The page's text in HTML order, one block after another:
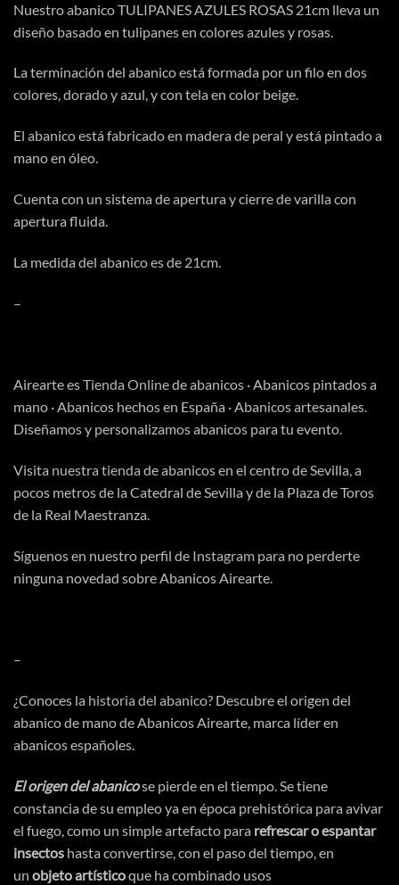
Nuestro abanico TULIPANES AZULES ROSAS 21cm lleva un
diseño basado en tulipanes en colores azules y rosas.
La terminación del abanico está formada por un filo en dos
colores, dorado y azul, y con tela en color beige.
El abanico está fabricado en madera de peral y está pintado a
mano en óleo.
Cuenta con un sistema de apertura y cierre de varilla con
apertura fluida.
La medida del abanico es de 21cm.
–
Airearte esTienda Onlinede abanicos · Abanicos pintados a
mano · Abanicos hechos en España · Abanicos artesanales.
Diseñamos y personalizamos abanicos para tu evento.
Visita nuestra tienda de abanicos en el centro de Sevilla, a
pocos metros de la Catedral de Sevilla y de la Plaza de Toros
de la Real Maestranza.
Síguenos en nuestro perfil de Instagram para no perderte
ninguna novedad sobre Abanicos Airearte.
–
¿Conoces la historia del abanico? Descubre el origen del
abanico de mano de Abanicos Airearte, marca líder en
abanicos españoles.
El origen del abanicose pierde en el tiempo. Se tiene
constancia de su empleo ya en época prehistórica para avivar
el fuego, como un simple artefacto para refrescar o espantar
insectos hasta convertirse, con el paso del tiempo, en
un objetoartísticoque ha combinado usos